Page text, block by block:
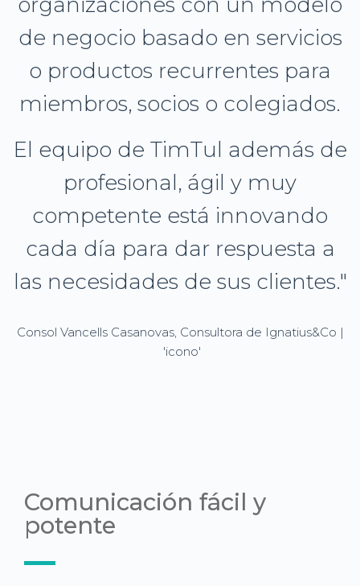
de negocio basado en servicios
o productos recurrentes para
miembros, socios o colegiados.
El equipo de TimTul además de
profesional, ágil y muy
competente está innovando
cada día para dar respuesta a
las necesidades de sus clientes."
Consol Vancells Casanovas, Consultora de Ignatius&Co |
'icono'
Comunicación fácil y
potente